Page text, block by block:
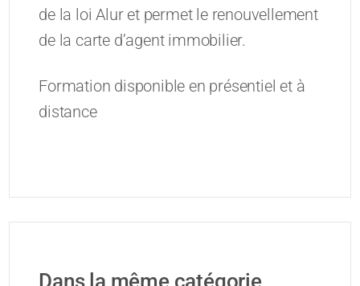
de la loi Alur et permet le renouvellement
de la carte d’agent immobilier.
Formation disponible en présentiel et à
distance